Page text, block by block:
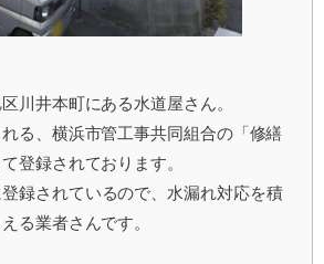
川井本町にある水道屋さん。
る、横浜市管工事共同組合の「修繕
登録されております。
登録されているので、水漏れ対応を積
る業者さんです。